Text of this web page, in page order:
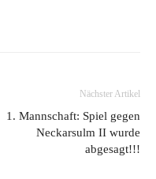
Nächster Artikel
1. Mannschaft: Spiel gegen
Neckarsulm II wurde
abgesagt!!!